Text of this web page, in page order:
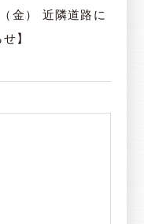
金） 近隣道路に
】